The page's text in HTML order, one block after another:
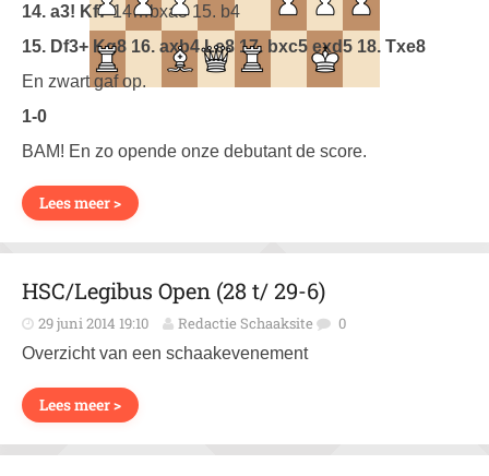
14. a3! Kf714…bxa3 15. b4
15. Df3+ Kg8 16. axb4 Le8 17. bxc5 exd5 18. Txe8
En zwart gaf op.
1-0
BAM! En zo opende onze debutant de score.
Lees meer >
HSC/Legibus Open (28 t/ 29-6)
29 juni 2014 19:10 Redactie Schaaksite 0
Overzicht van een schaakevenement
Lees meer >